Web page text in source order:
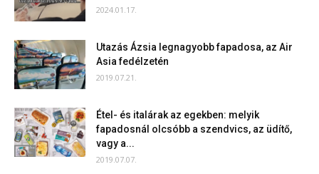
2024.01.17.
Utazás Ázsia legnagyobb fapadosa, az Air
Asia fedélzetén
2019.07.21.
Étel- és italárak az egekben: melyik
fapadosnál olcsóbb a szendvics, az üdítő,
vagy a...
2019.07.07.